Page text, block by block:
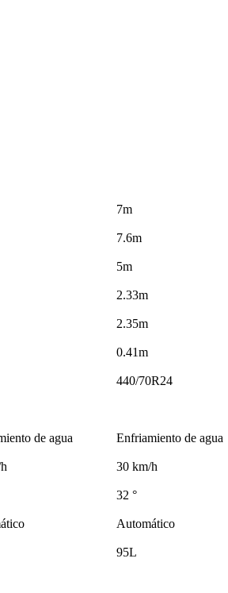
7m
7.6m
5m
2.33m
2.35m
0.41m
440/70R24
de agua Enfriamiento de agua
30 km/h
32 °
Automático
95L